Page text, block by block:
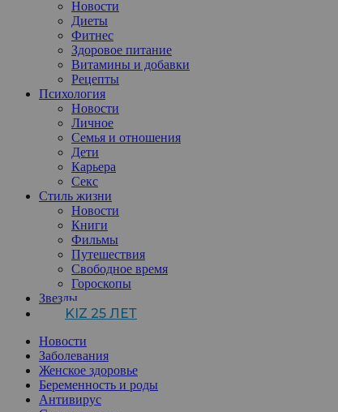
Новости
Диеты
Фитнес
Здоровое питание
Витамины и добавки
Рецепты
Психология
Новости
Личное
Семья и отношения
Дети
Карьера
Секс
Стиль жизни
Новости
Книги
Фильмы
Путешествия
Свободное время
Гороскопы
Звезды
KIZ 25 ЛЕТ
Новости
Заболевания
Женское здоровье
Беременность и роды
Антивирус